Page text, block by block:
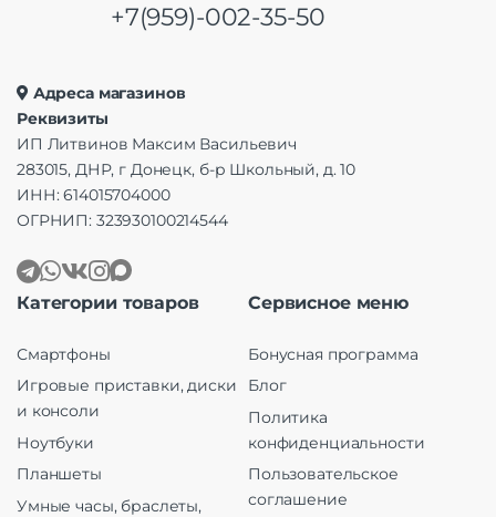
+7(959)-002-35-50
Адреса магазинов
Реквизиты
ИП Литвинов Максим Васильевич
283015, ДНР, г Донецк, б-р Школьный, д. 10
ИНН: 614015704000
ОГРНИП: 323930100214544
Категории товаров
Смартфоны
Игровые приставки, диски
и консоли
Ноутбуки
Планшеты
Умные часы, браслеты,
Сервисное меню
Бонусная программа
Блог
Политика
конфиденциальности
Пользовательское
соглашение